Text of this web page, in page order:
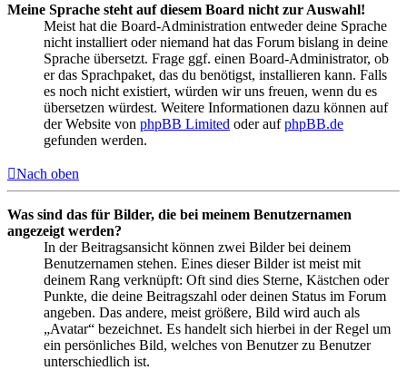
Meine Sprache steht auf diesem Board nicht zur Auswahl!
Meist hat die Board-Administration entweder deine Sprache
nicht installiert oder niemand hat das Forum bislang in deine
Sprache übersetzt. Frage ggf. einen Board-Administrator, ob
er das Sprachpaket, das du benötigst, installieren kann. Falls
es noch nicht existiert, würden wir uns freuen, wenn du es
übersetzen würdest. Weitere Informationen dazu können auf
der Website von phpBB Limited oder aufphpBB.de
gefunden werden.
Nach oben
Was sind das für Bilder, die bei meinem Benutzernamen
angezeigt werden?
In der Beitragsansicht können zwei Bilder bei deinem
Benutzernamen stehen. Eines dieser Bilder ist meist mit
deinem Rang verknüpft: Oft sind dies Sterne, Kästchen oder
Punkte, die deine Beitragszahl oder deinen Status im Forum
angeben. Das andere, meist größere, Bild wird auch als
„Avatar“ bezeichnet. Es handelt sich hierbei in der Regel um
ein persönliches Bild, welches von Benutzer zu Benutzer
unterschiedlich ist.